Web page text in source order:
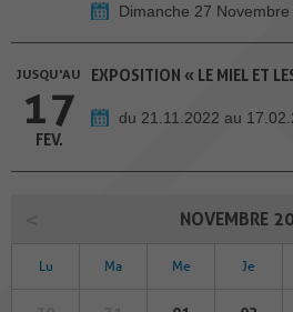
Dimanche 27
JUSQU'AU
17
FEV.
EXPOSITION « LE MIEL ET
du 21.11.2022 au
NOVEMBRE
Lu Ma Me Je